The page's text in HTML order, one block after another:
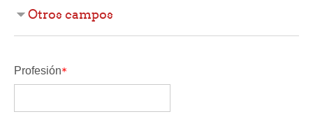
Otros campos
Profesión